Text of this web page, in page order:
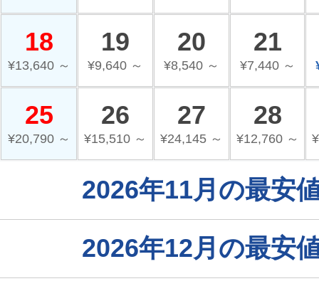
18
¥13,640 ～
19
¥9,640 ～
20
¥8,540 ～
21
¥7,440 ～
25
¥20,790 ～
26
¥15,510 ～
27
¥24,145 ～
28
¥12,760 ～
2026年11月の最安
2026年12月の最安